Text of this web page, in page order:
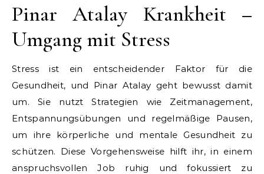
Pinar Atalay Krankheit –
Umgang mit Stress
Stress ist ein entscheidender Faktor für die
Gesundheit, und Pinar Atalay geht bewusst damit
um. Sie nutzt Strategien wie Zeitmanagement,
Entspannungsübungen und regelmäßige Pausen,
um ihre körperliche und mentale Gesundheit zu
schützen. Diese Vorgehensweise hilft ihr, in einem
anspruchsvollen Job ruhig und fokussiert zu